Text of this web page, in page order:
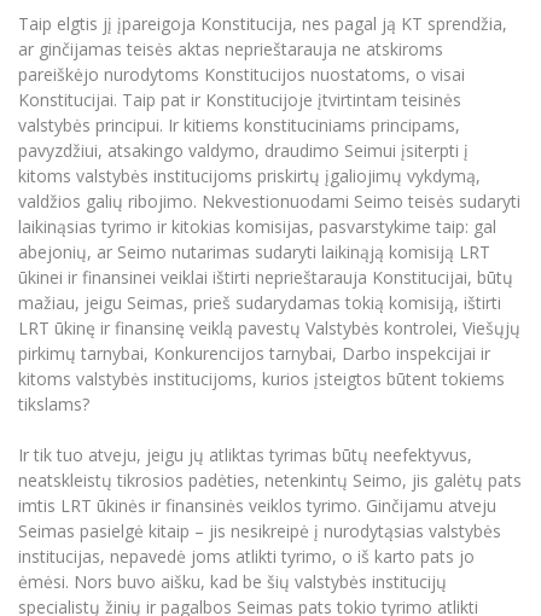
Taip elgtis jį įpareigoja Konstitucija, nes pagal ją KT sprendžia,
ar ginčijamas teisės aktas neprieštarauja ne atskiroms
pareiškėjo nurodytoms Konstitucijos nuostatoms, o visai
Konstitucijai. Taip pat ir Konstitucijoje įtvirtintam teisinės
valstybės principui. Ir kitiems konstituciniams principams,
pavyzdžiui, atsakingo valdymo, draudimo Seimui įsiterpti į
kitoms valstybės institucijoms priskirtų įgaliojimų vykdymą,
valdžios galių ribojimo. Nekvestionuodami Seimo teisės sudaryti
laikinąsias tyrimo ir kitokias komisijas, pasvarstykime taip: gal
abejonių, ar Seimo nutarimas sudaryti laikinąją komisiją LRT
ūkinei ir finansinei veiklai ištirti neprieštarauja Konstitucijai, būtų
mažiau, jeigu Seimas, prieš sudarydamas tokią komisiją, ištirti
LRT ūkinę ir finansinę veiklą pavestų Valstybės kontrolei, Viešųjų
pirkimų tarnybai, Konkurencijos tarnybai, Darbo inspekcijai ir
kitoms valstybės institucijoms, kurios įsteigtos būtent tokiems
tikslams?
Ir tik tuo atveju, jeigu jų atliktas tyrimas būtų neefektyvus,
neatskleistų tikrosios padėties, netenkintų Seimo, jis galėtų pats
imtis LRT ūkinės ir finansinės veiklos tyrimo. Ginčijamu atveju
Seimas pasielgė kitaip – jis nesikreipė į nurodytąsias valstybės
institucijas, nepavedė joms atlikti tyrimo, o iš karto pats jo
ėmėsi. Nors buvo aišku, kad be šių valstybės institucijų
specialistų žinių ir pagalbos Seimas pats tokio tyrimo atlikti